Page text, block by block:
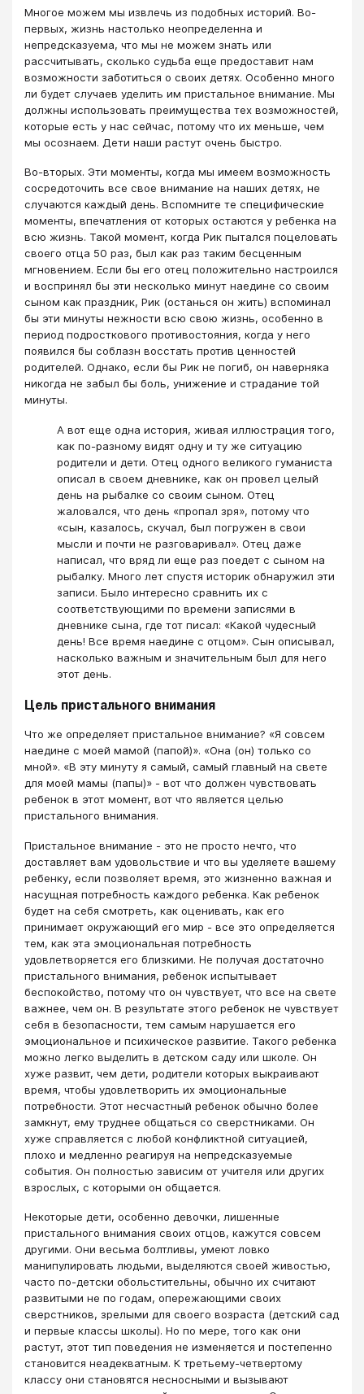
Многое можем мы извлечь из подобных историй. Во-
первых, жизнь настолько неопределенна и
непредсказуема, что мы не можем знать или
рассчитывать, сколько судьба еще предоставит нам
возможности заботиться о своих детях. Особенно много
ли будет случаев уделить им пристальное внимание. Мы
должны использовать преимущества тех возможностей,
которые есть у нас сейчас, потому что их меньше, чем
мы осознаем. Дети наши растут очень быстро.
Во-вторых. Эти моменты, когда мы имеем возможность
сосредоточить все свое внимание на наших детях, не
случаются каждый день. Вспомните те специфические
моменты, впечатления от которых остаются у ребенка на
всю жизнь. Такой момент, когда Рик пытался поцеловать
своего отца 50 раз, был как раз таким бесценным
мгновением. Если бы его отец положительно настроился
и воспринял бы эти несколько минут наедине со своим
сыном как праздник, Рик (останься он жить) вспоминал
бы эти минуты нежности всю свою жизнь, особенно в
период подросткового противостояния, когда у него
появился бы соблазн восстать против ценностей
родителей. Однако, если бы Рик не погиб, он наверняка
никогда не забыл бы боль, унижение и страдание той
минуты.
А вот еще одна история, живая иллюстрация того,
как по-разному видят одну и ту же ситуацию
родители и дети. Отец одного великого гуманиста
описал в своем дневнике, как он провел целый
день на рыбалке со своим сыном. Отец
жаловался, что день «пропал зря», потому что
«сын, казалось, скучал, был погружен в свои
мысли и почти не разговаривал». Отец даже
написал, что вряд ли еще раз поедет с сыном на
рыбалку. Много лет спустя историк обнаружил эти
записи. Было интересно сравнить их с
соответствующими по времени записями в
дневнике сына, где тот писал: «Какой чудесный
день! Все время наедине с отцом». Сын описывал,
насколько важным и значительным был для него
этот день.
Цель пристального внимания
Что же определяет пристальное внимание? «Я совсем
наедине с моей мамой (папой)». «Она (он) только со
мной». «В эту минуту я самый, самый главный на свете
для моей мамы (папы)» - вот что должен чувствовать
ребенок в этот момент, вот что является целью
пристального внимания.
Пристальное внимание - это не просто нечто, что
доставляет вам удовольствие и что вы уделяете вашему
ребенку, если позволяет время, это жизненно важная и
насущная потребность каждого ребенка. Как ребенок
будет на себя смотреть, как оценивать, как его
принимает окружающий его мир - все это определяется
тем, как эта эмоциональная потребность
удовлетворяется его близкими. Не получая достаточно
пристального внимания, ребенок испытывает
беспокойство, потому что он чувствует, что все на свете
важнее, чем он. В результате этого ребенок не чувствует
себя в безопасности, тем самым нарушается его
эмоциональное и психическое развитие. Такого ребенка
можно легко выделить в детском саду или школе. Он
хуже развит, чем дети, родители которых выкраивают
время, чтобы удовлетворить их эмоциональные
потребности. Этот несчастный ребенок обычно более
замкнут, ему труднее общаться со сверстниками. Он
хуже справляется с любой конфликтной ситуацией,
плохо и медленно реагируя на непредсказуемые
события. Он полностью зависим от учителя или других
взрослых, с которыми он общается.
Некоторые дети, особенно девочки, лишенные
пристального внимания своих отцов, кажутся совсем
другими. Они весьма болтливы, умеют ловко
манипулировать людьми, выделяются своей живостью,
часто по-детски обольстительны, обычно их считают
развитыми не по годам, опережающими своих
сверстников, зрелыми для своего возраста (детский сад
и первые классы школы). Но по мере, того как они
растут, этот тип поведения не изменяется и постепенно
становится неадекватным. К третьему-четвертому
классу они становятся несносными и вызывают